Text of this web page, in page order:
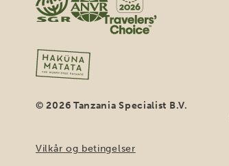
© 2026 Tanzania Specialist B.V.
Vilkår og betingelser